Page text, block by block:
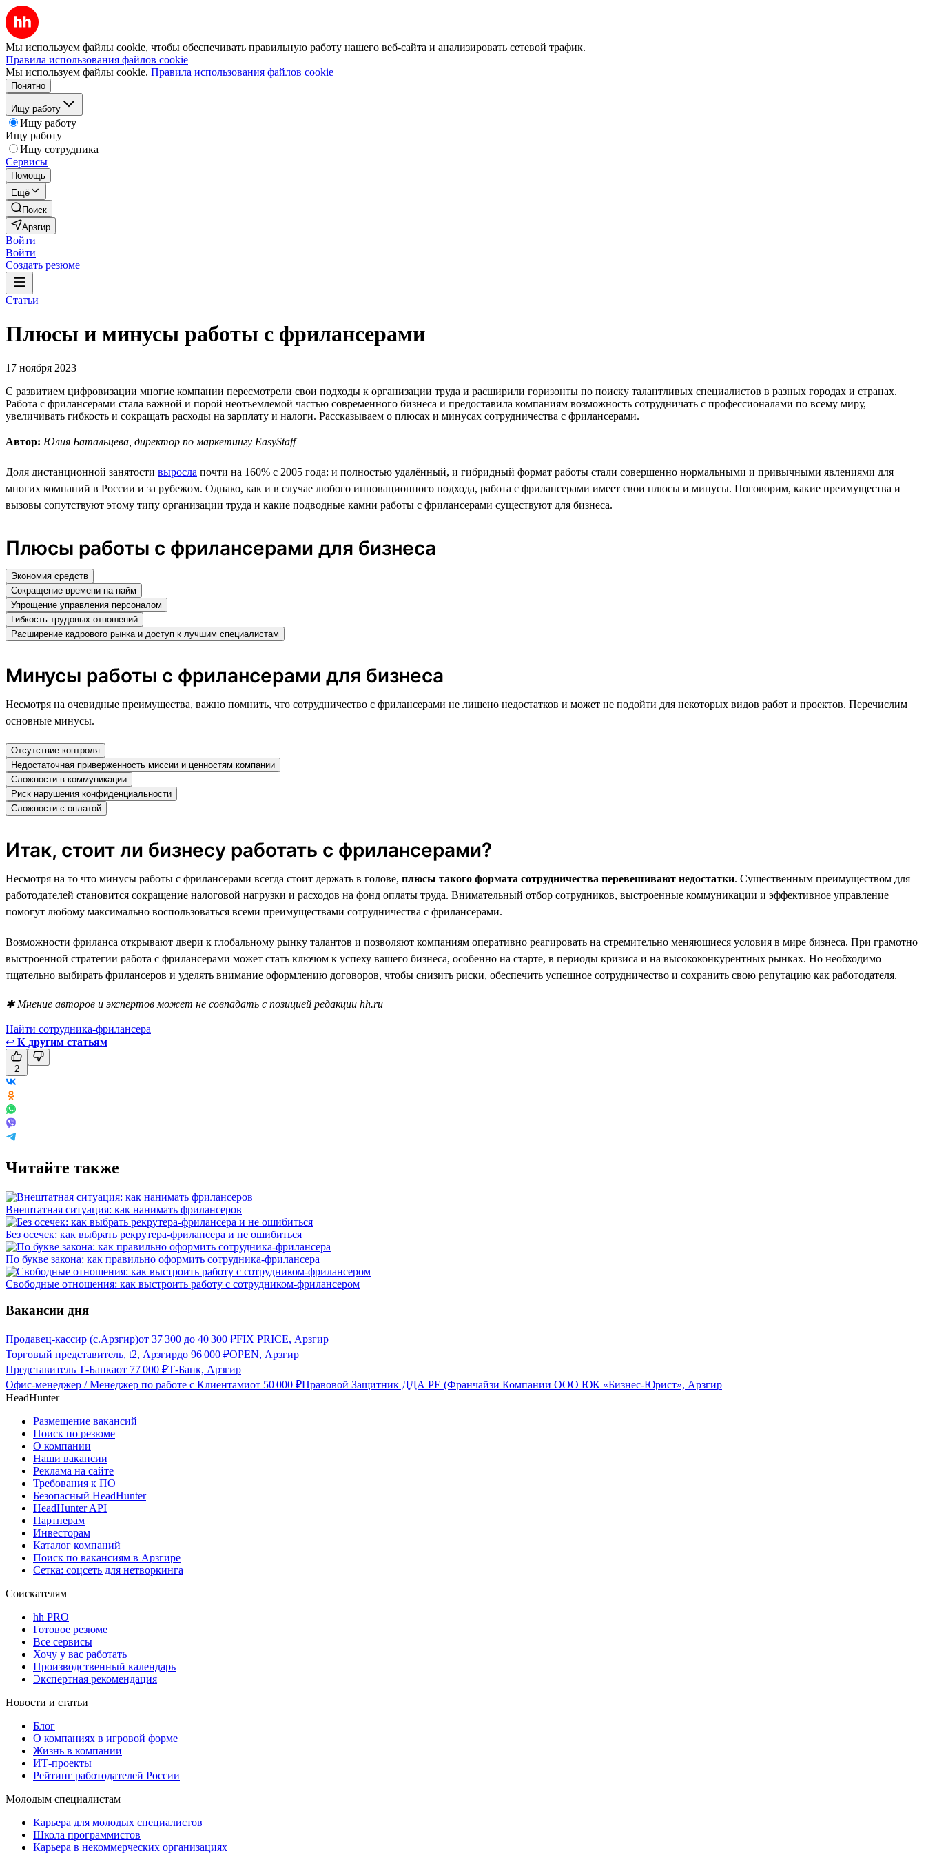
Мы используем файлы cookie, чтобы обеспечивать правильную работу нашего веб-сайта и анализировать сетевой трафик.
Правила использования файлов cookie
Мы используем файлы cookie. Правила использования файлов cookie
Понятно
Ищу работу
Ищу работу
Ищу работу
Ищу сотрудника
Сервисы
Помощь
Ещё
Поиск
Арзгир
Войти
Войти
Создать резюме
Статьи
Плюсы и минусы работы с фрилансерами
17 ноября 2023
С развитием цифровизации многие компании пересмотрели свои подходы к организации труда и расширили горизонты по поиску талантливых специалистов в разных городах и странах.
Работа с фрилансерами стала важной и порой неотъемлемой частью современного бизнеса и предоставила компаниям возможность сотрудничать с профессионалами по всему миру,
увеличивать гибкость и сокращать расходы на зарплату и налоги. Рассказываем о плюсах и минусах сотрудничества с фрилансерами.
Автор: Юлия Батальцева, директор по маркетингу EasyStaff
Доля дистанционной занятости выросла почти на 160% с 2005 года: и полностью удалённый, и гибридный формат работы стали совершенно нормальными и привычными явлениями для
многих компаний в России и за рубежом. Однако, как и в случае любого инновационного подхода, работа с фрилансерами имеет свои плюсы и минусы. Поговорим, какие преимущества и
вызовы сопутствуют этому типу организации труда и какие подводные камни работы с фрилансерами существуют для бизнеса.
Плюсы работы с фрилансерами для бизнеса
Экономия средств
Сокращение времени на найм
Упрощение управления персоналом
Гибкость трудовых отношений
Расширение кадрового рынка и доступ к лучшим специалистам
Минусы работы с фрилансерами для бизнеса
Несмотря на очевидные преимущества, важно помнить, что сотрудничество с фрилансерами не лишено недостатков и может не подойти для некоторых видов работ и проектов. Перечислим
основные минусы.
Отсутствие контроля
Недостаточная приверженность миссии и ценностям компании
Сложности в коммуникации
Риск нарушения конфиденциальности
Сложности с оплатой
Итак, стоит ли бизнесу работать с фрилансерами?
Несмотря на то что минусы работы с фрилансерами всегда стоит держать в голове, плюсы такого формата сотрудничества перевешивают недостатки. Существенным преимуществом для
работодателей становится сокращение налоговой нагрузки и расходов на фонд оплаты труда. Внимательный отбор сотрудников, выстроенные коммуникации и эффективное управление
помогут любому максимально воспользоваться всеми преимуществами сотрудничества с фрилансерами.
Возможности фриланса открывают двери к глобальному рынку талантов и позволяют компаниям оперативно реагировать на стремительно меняющиеся условия в мире бизнеса. При грамотно
выстроенной стратегии работа с фрилансерами может стать ключом к успеху вашего бизнеса, особенно на старте, в периоды кризиса и на высококонкурентных рынках. Но необходимо
тщательно выбирать фрилансеров и уделять внимание оформлению договоров, чтобы снизить риски, обеспечить успешное сотрудничество и сохранить свою репутацию как работодателя.
✱ Мнение авторов и экспертов может не совпадать с позицией редакции hh.ru
Найти сотрудника-фрилансера
↩ К другим статьям
2
Читайте также
Внештатная ситуация: как нанимать фрилансеров
Без осечек: как выбрать рекрутера-фрилансера и не ошибиться
По букве закона: как правильно оформить сотрудника-фрилансера
Свободные отношения: как выстроить работу с сотрудником-фрилансером
Вакансии дня
Продавец-кассир (с.Арзгир)от 37 300 до 40 300 ₽FIX PRICE, Арзгир
Торговый представитель, t2, Арзгирдо 96 000 ₽OPEN, Арзгир
Представитель Т-Банкаот 77 000 ₽Т-Банк, Арзгир
Офис-менеджер / Менеджер по работе с Клиентамиот 50 000 ₽Правовой Защитник ДДА РЕ (Франчайзи Компании ООО ЮК «Бизнес-Юрист», Арзгир
HeadHunter
Размещение вакансий
Поиск по резюме
О компании
Наши вакансии
Реклама на сайте
Требования к ПО
Безопасный HeadHunter
HeadHunter API
Партнерам
Инвесторам
Каталог компаний
Поиск по вакансиям в Арзгире
Сетка: соцсеть для нетворкинга
Соискателям
hh PRO
Готовое резюме
Все сервисы
Хочу у вас работать
Производственный календарь
Экспертная рекомендация
Новости и статьи
Блог
О компаниях в игровой форме
Жизнь в компании
ИТ-проекты
Рейтинг работодателей России
Молодым специалистам
Карьера для молодых специалистов
Школа программистов
Карьера в некоммерческих организациях